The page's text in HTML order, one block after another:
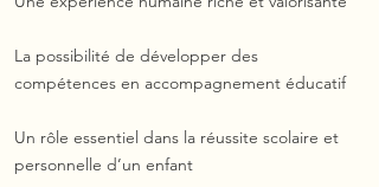
La possibilité de développer des
compétences en accompagnement éducatif
Un rôle essentiel dans la réussite scolaire et
personnelle d’un enfant